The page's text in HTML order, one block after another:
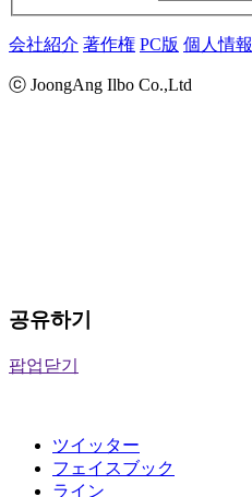
会社紹介 著作権 PC版 個人情報
ⓒ JoongAng Ilbo Co.,Ltd
공유하기
팝업닫기
ツイッター
フェイスブック
ライン